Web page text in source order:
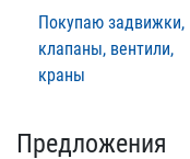
Покупаю задвижки,
клапаны, вентили,
краны
Предложения